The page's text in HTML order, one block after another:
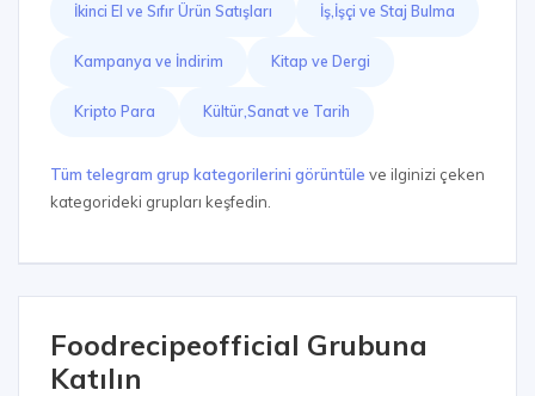
İkinci El ve Sıfır Ürün Satışları İş,İşçi ve Staj Bulma
Kampanya ve İndirim Kitap ve Dergi
Kripto Para Kültür,Sanat ve Tarih
Tüm telegram grup kategorilerini görüntüle ve ilginizi çeken
kategorideki grupları keşfedin.
Foodrecipeofficial Grubuna
Katılın